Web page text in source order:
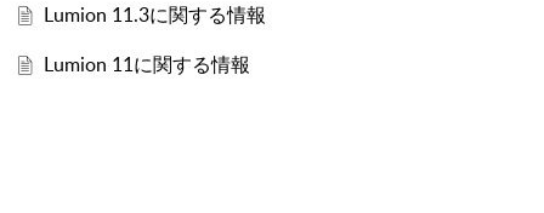
Lumion 11.3に関する情報
Lumion 11に関する情報